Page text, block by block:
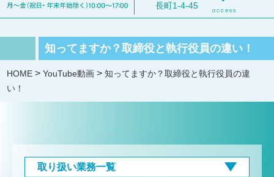
長町1-4-45
知ってますか？取締役と執行役員の違い！
HOME >YouTube動画 >知ってますか？取締役と執行役員の違
い！
取り扱い業務一覧